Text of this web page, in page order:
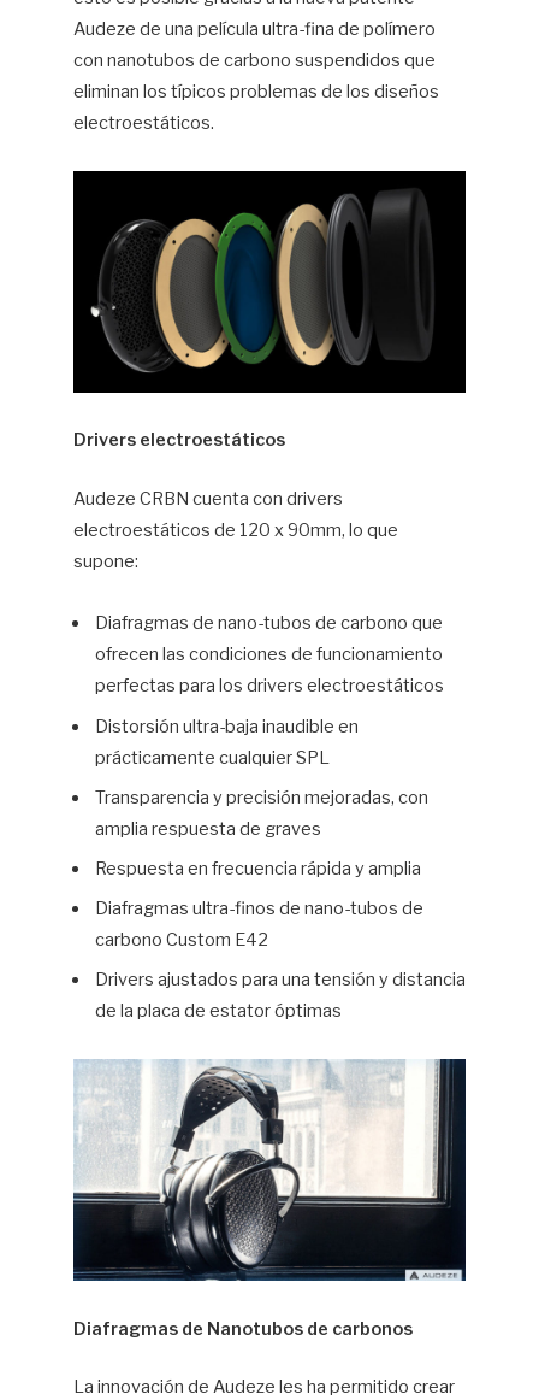
Audeze de una película ultra-fina de polímero
con nanotubos de carbono suspendidos que
eliminan los típicos problemas de los diseños
electroestáticos.
Drivers electroestáticos
Audeze CRBN cuenta con drivers
electroestáticos de 120 x 90mm, lo que
supone:
Diafragmas de nano-tubos de carbono que
ofrecen las condiciones de funcionamiento
perfectas para los drivers electroestáticos
Distorsión ultra-baja inaudible en
prácticamente cualquier SPL
Transparencia y precisión mejoradas, con
amplia respuesta de graves
Respuesta en frecuencia rápida y amplia
Diafragmas ultra-finos de nano-tubos de
carbono Custom E42
Drivers ajustados para una tensión y distancia
de la placa de estator óptimas
Diafragmas de Nanotubos de carbonos
La innovación de Audeze les ha permitido crear